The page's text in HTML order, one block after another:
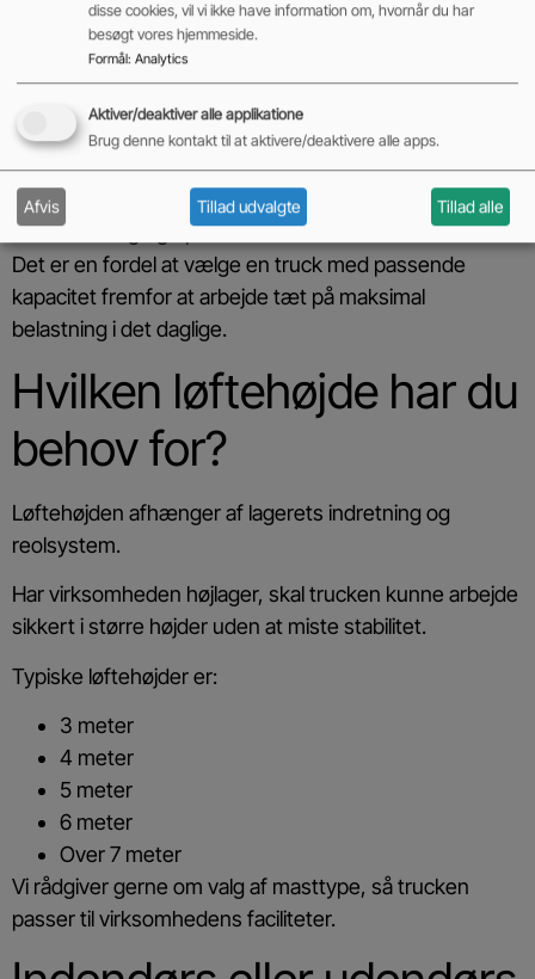
Typiske kapaciteter er:
1.500 kg
2.000 kg
2.500 kg
3.000 kg
5.000 kg og opefter
Det er en fordel at vælge en truck med passende
kapacitet fremfor at arbejde tæt på maksimal
belastning i det daglige.
Hvilken løftehøjde har du
behov for?
Løftehøjden afhænger af lagerets indretning og
reolsystem.
Har virksomheden højlager, skal trucken kunne arbejde
sikkert i større højder uden at miste stabilitet.
Typiske løftehøjder er:
3 meter
4 meter
5 meter
6 meter
Over 7 meter
Vi rådgiver gerne om valg af masttype, så trucken
passer til virksomhedens faciliteter.
disse cookies, vil vi ikke have information om, hvornår du har
besøgt vores hjemmeside.
Formål: Analytics
Aktiver/deaktiver alle applikatione
Brug denne kontakt til at aktivere/deaktivere alle apps.
Afvis Tillad udvalgte Tillad alle